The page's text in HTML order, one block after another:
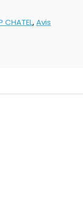
CHATEL,Avis